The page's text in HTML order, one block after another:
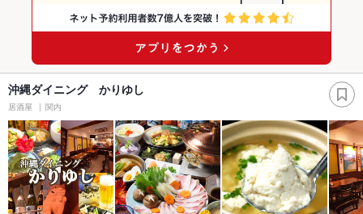
沖縄ダイニング かりゆし
居酒屋 関内